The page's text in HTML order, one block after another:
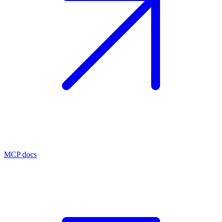
MCP docs